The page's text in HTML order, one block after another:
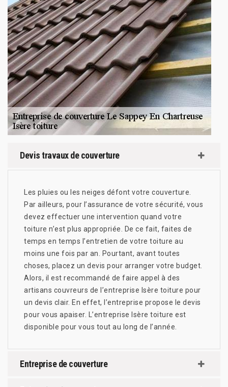
Devis travaux de couverture
Les pluies ou les neiges défont votre couverture.
Par ailleurs, pour l’assurance de votre sécurité, vous
devez effectuer une intervention quand votre
toiture n’est plus appropriée. De ce fait, faites de
temps en temps l’entretien de votre toiture au
moins une fois par an. Pourtant, avant toutes
choses, placez un devis pour arranger votre budget.
Alors, il est recommandé de faire appel à des
artisans couvreurs de l’entreprise Isère toiture pour
un devis clair. En effet, l’entreprise propose le devis
pour vous apaiser. L’entreprise Isère toiture est
disponible pour vous tout au long de l’année.
Entreprise de couverture